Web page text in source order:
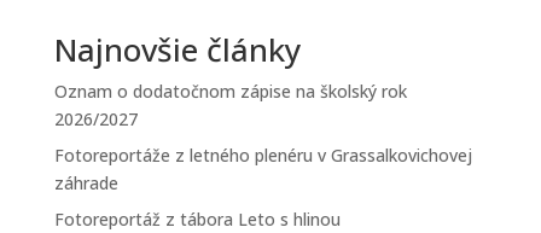
Najnovšie články
Oznam o dodatočnom zápise na školský rok
2026/2027
Fotoreportáže z letného plenéru v Grassalkovichovej
záhrade
Fotoreportáž z tábora Leto s hlinou